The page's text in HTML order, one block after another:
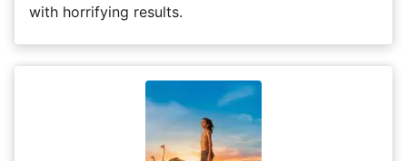
with horrifying results.